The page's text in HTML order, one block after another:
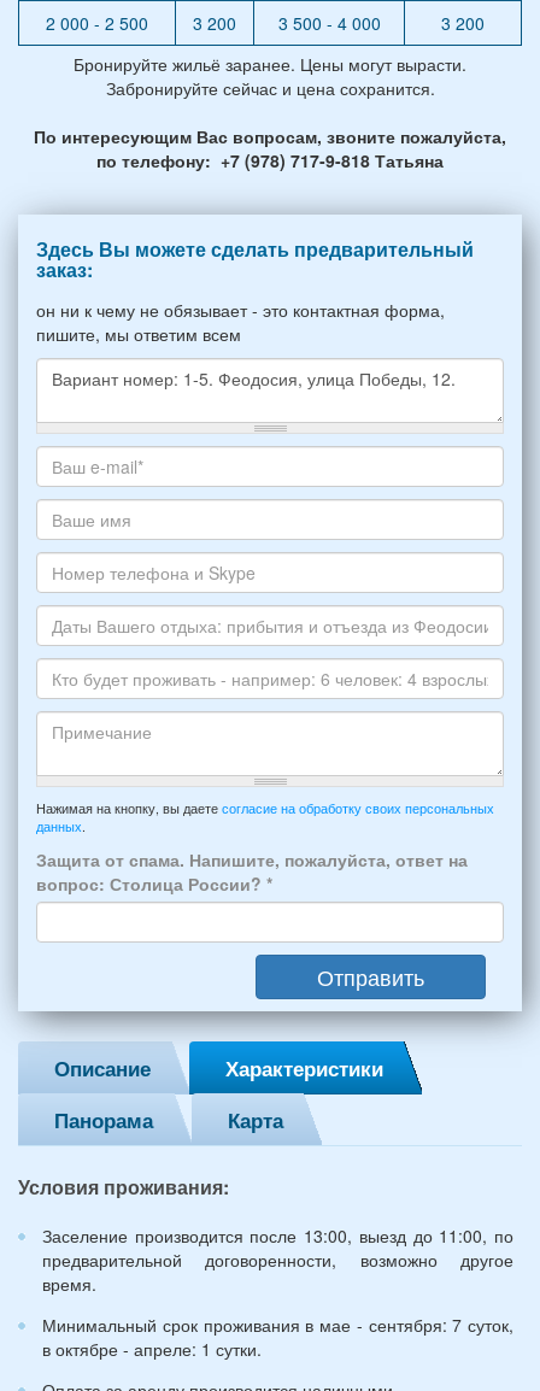
2 000 - 2 500
3 200 3 500 - 4 000
3 200
Бронируйте жильё заранее. Цены могут вырасти.
Забронируйте сейчас и цена сохранится.
По интересующим Вас вопросам, звоните пожалуйста,
по телефону: +7 (978) 717-9-818 Татьяна
Здесь Вы можете сделать предварительный
заказ:
он ни к чему не обязывает - это контактная форма,
пишите, мы ответим всем
Какое
жилье
хотите
снять,
укажите
пожалуйста
НОМЕР
варианта:
*
Ваш
адрес
электронной
почты
*
Ваше
имя
Номер
телефона
и
Skype
Даты
Вашего
отдыха:
прибытия
отъезда
из
Феодосии:
*
Кто
будет
-
например:
6
человек:
4
взрослых
и
2
детей
(возраст
и
лет):
Примечание
Нажимая на кнопку, вы даете согласие на обработку своих персональных
данных
Защита от спама. Напишите, пожалуйста, ответ на
вопрос: Столица России? *
Отправить
Описание
Характеристики
Панорама
Карта
Условия проживания:
Заселение производится после 13:00, выезд до 11:00, по
предварительной договоренности, возможно другое
время.
Минимальный срок проживания в мае - сентября: 7 суток,
в октябре - апреле: 1 сутки.